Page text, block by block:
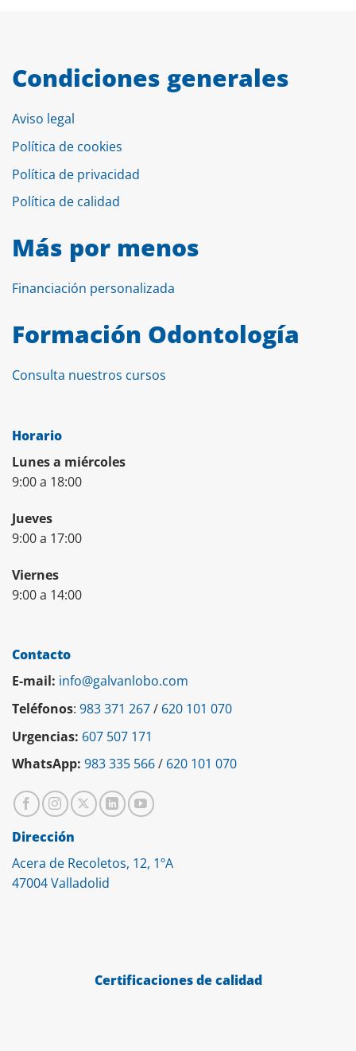
Condiciones generales
Aviso legal
Política de cookies
Política de privacidad
Política de calidad
Más por menos
Financiación personalizada
Formación Odontología
Consulta nuestros cursos
Horario
Lunes a miércoles
9:00 a 18:00
Jueves
9:00 a 17:00
Viernes
9:00 a 14:00
Contacto
E-mail: info@galvanlobo.com
Teléfonos: 983 371 267/ 620 101 070
Urgencias: 607 507 171
WhatsApp: 983 335 566/ 620 101 070
Dirección
Acera de Recoletos, 12, 1ºA
47004 Valladolid
Certificaciones de calidad